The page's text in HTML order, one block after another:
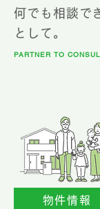
何でも相談で
として。
PARTNER TO
物件情報